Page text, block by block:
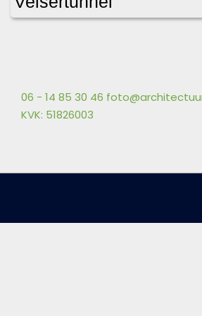
06 - 14 85 30 46
KVK: 51826003